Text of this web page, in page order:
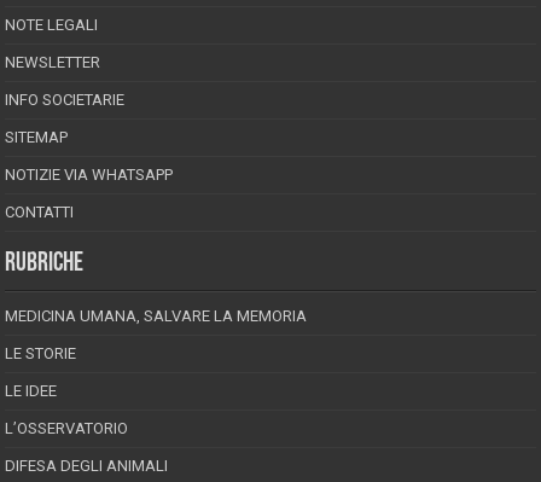
NOTE LEGALI
NEWSLETTER
INFO SOCIETARIE
SITEMAP
NOTIZIE VIA WHATSAPP
CONTATTI
RUBRICHE
MEDICINA UMANA, SALVARE LA MEMORIA
LE STORIE
LE IDEE
L’OSSERVATORIO
DIFESA DEGLI ANIMALI